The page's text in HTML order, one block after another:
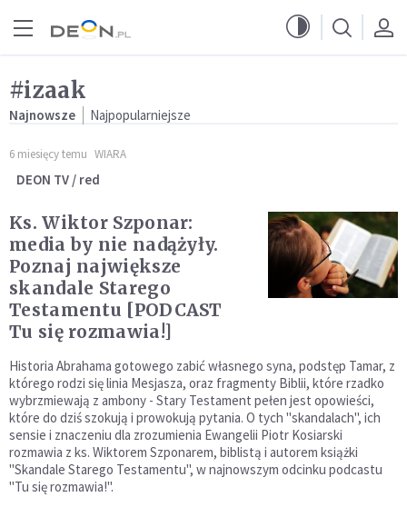
#izaak
Najnowsze Najpopularniejsze
6 miesięcy temu WIARA
DEON TV / red
Ks. Wiktor Szponar:
media by nie nadążyły.
Poznaj największe
skandale Starego
Testamentu [PODCAST
Tu się rozmawia!]
Historia Abrahama gotowego zabić własnego syna, podstęp Tamar, z
którego rodzi się linia Mesjasza, oraz fragmenty Biblii, które rzadko
wybrzmiewają z ambony - Stary Testament pełen jest opowieści,
które do dziś szokują i prowokują pytania. O tych "skandalach", ich
sensie i znaczeniu dla zrozumienia Ewangelii Piotr Kosiarski
rozmawia z ks. Wiktorem Szponarem, biblistą i autorem książki
"Skandale Starego Testamentu", w najnowszym odcinku podcastu
"Tu się rozmawia!".